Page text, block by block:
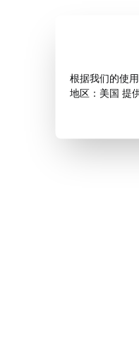
根据我们的使
地区：美国 提